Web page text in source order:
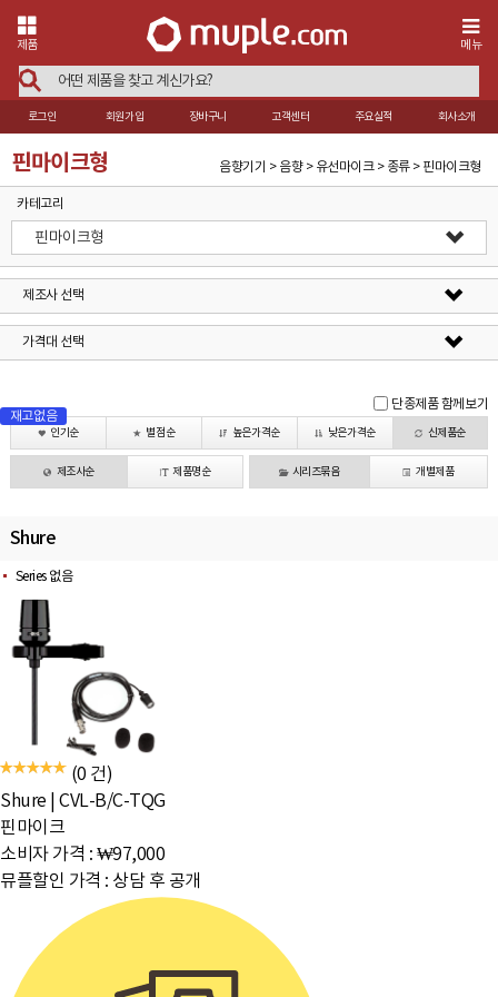
제품 메뉴
로그인 회원가입 장바구니 고객센터 주요실적 회사소개
핀마이크형 음향기기 > 음향 > 유선마이크 > 종류 > 핀마이크형
카테고리
핀마이크형
제조사 선택
가격대 선택
단종제품 함께보기
인기순 별점순 높은가격순 낮은가격순 신제품순
제조사순 제품명순 시리즈묶음 개별제품
Shure
Series 없음
(0 건)
Shure
CVL-B/C-TQG
핀마이크
소비자 가격 : ₩97,000
뮤플할인 가격 : 상담 후 공개
재고없음